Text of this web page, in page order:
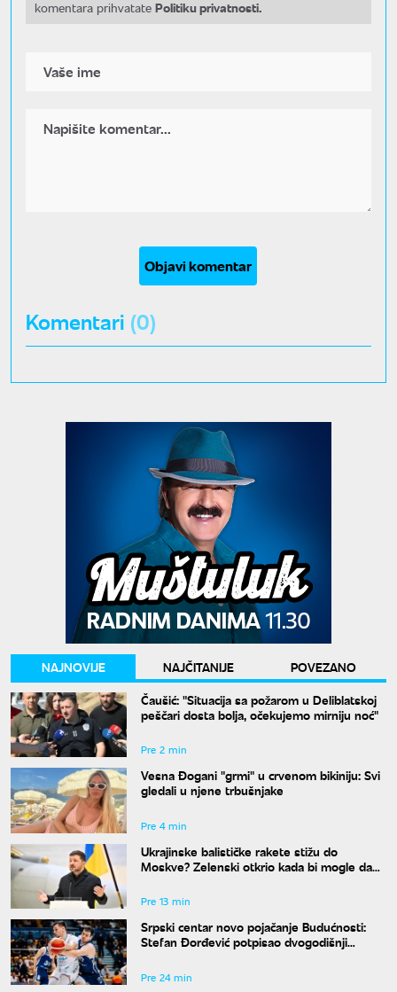
komentara prihvatate Politiku privatnosti.
Objavi komentar
Komentari (0)
NAJNOVIJE NAJČITANIJE
POVEZANO
Čaušić: "Situacija sa požarom u Deliblatskoj
peščari dosta bolja, očekujemo mirniju noć"
Pre 2 min
Vesna Đogani "grmi" u crvenom bikiniju: Svi
gledali u njene trbušnjake
Pre 4 min
Ukrajinske balističke rakete stižu do
Moskve? Zelenski otkrio kada bi mogle da
Pre 13 min
Srpski centar novo pojačanje Budućnosti:
Stefan Đorđević potpisao dvogodišnji
Pre 24 min